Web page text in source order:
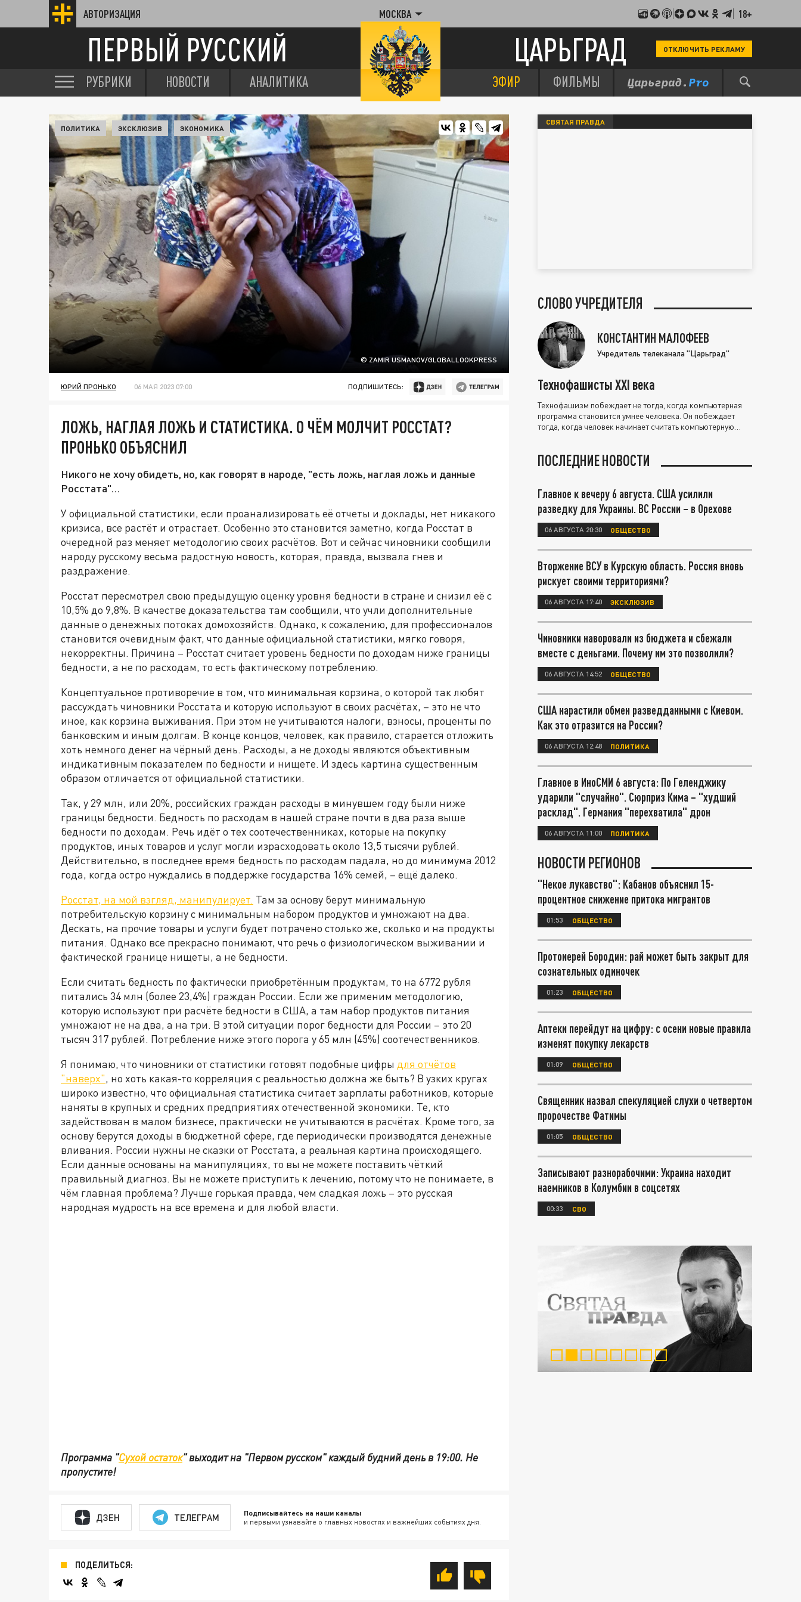
АВТОРИЗАЦИЯ МОСКВА 18+
ПЕРВЫЙ РУССКИЙ ЦАРЬГРАД ОТКЛЮЧИТЬ РЕКЛАМУ
РУБРИКИ НОВОСТИ АНАЛИТИКА ЭФИР ФИЛЬМЫ
© ZAMIR USMANOV/GLOBALLOOKPRESS
ПОЛИТИКА ЭКСКЛЮЗИВ ЭКОНОМИКА
ЮРИЙ ПРОНЬКО 06 МАЯ 2023 07:00 ПОДПИШИТЕСЬ:
ЛОЖЬ, НАГЛАЯ ЛОЖЬ И СТАТИСТИКА. О ЧЁМ МОЛЧИТ РОССТАТ?
ПРОНЬКО ОБЪЯСНИЛ
Никого не хочу обидеть, но, как говорят в народе, "есть ложь, наглая ложь и данные
Росстата"…
У официальной статистики, если проанализировать её отчеты и доклады, нет никакого
кризиса, все растёт и отрастает. Особенно это становится заметно, когда Росстат в
очередной раз меняет методологию своих расчётов. Вот и сейчас чиновники сообщили
народу русскому весьма радостную новость, которая, правда, вызвала гнев и
раздражение.
Росстат пересмотрел свою предыдущую оценку уровня бедности в стране и снизил её с
10,5% до 9,8%. В качестве доказательства там сообщили, что учли дополнительные
данные о денежных потоках домохозяйств. Однако, к сожалению, для профессионалов
становится очевидным факт, что данные официальной статистики, мягко говоря,
некорректны. Причина – Росстат считает уровень бедности по доходам ниже границы
бедности, а не по расходам, то есть фактическому потреблению.
Концептуальное противоречие в том, что минимальная корзина, о которой так любят
рассуждать чиновники Росстата и которую используют в своих расчётах, – это не что
иное, как корзина выживания. При этом не учитываются налоги, взносы, проценты по
банковским и иным долгам. В конце концов, человек, как правило, старается отложить
хоть немного денег на чёрный день. Расходы, а не доходы являются объективным
индикативным показателем по бедности и нищете. И здесь картина существенным
образом отличается от официальной статистики.
Так, у 29 млн, или 20%, российских граждан расходы в минувшем году были ниже
границы бедности. Бедность по расходам в нашей стране почти в два раза выше
бедности по доходам. Речь идёт о тех соотечественниках, которые на покупку
продуктов, иных товаров и услуг могли израсходовать около 13,5 тысячи рублей.
Действительно, в последнее время бедность по расходам падала, но до минимума 2012
года, когда остро нуждались в поддержке государства 16% семей, – ещё далеко.
Росстат, на мой взгляд, манипулирует. Там за основу берут минимальную
потребительскую корзину с минимальным набором продуктов и умножают на два.
Дескать, на прочие товары и услуги будет потрачено столько же, сколько и на продукты
питания. Однако все прекрасно понимают, что речь о физиологическом выживании и
фактической границе нищеты, а не бедности.
Если считать бедность по фактически приобретённым продуктам, то на 6772 рубля
питались 34 млн (более 23,4%) граждан России. Если же применим методологию,
которую используют при расчёте бедности в США, а там набор продуктов питания
умножают не на два, а на три. В этой ситуации порог бедности для России – это 20
тысяч 317 рублей. Потребление ниже этого порога у 65 млн (45%) соотечественников.
Я понимаю, что чиновники от статистики готовят подобные цифры для отчётов
"наверх", но хоть какая-то корреляция с реальностью должна же быть? В узких кругах
широко известно, что официальная статистика считает зарплаты работников, которые
наняты в крупных и средних предприятиях отечественной экономики. Те, кто
задействован в малом бизнесе, практически не учитываются в расчётах. Кроме того, за
основу берутся доходы в бюджетной сфере, где периодически производятся денежные
вливания. России нужны не сказки от Росстата, а реальная картина происходящего.
Если данные основаны на манипуляциях, то вы не можете поставить чёткий
правильный диагноз. Вы не можете приступить к лечению, потому что не понимаете, в
чём главная проблема? Лучше горькая правда, чем сладкая ложь – это русская
народная мудрость на все времена и для любой власти.
Программа "Сухой остаток" выходит на "Первом русском" каждый будний день в 19:00. Не
пропустите!
ДЗЕН ТЕЛЕГРАМ Подписывайтесь на наши каналы
и первыми узнавайте о главных новостях и важнейших событиях дня.
ПОДЕЛИТЬСЯ:
СВЯТАЯ ПРАВДА
СЛОВО УЧРЕДИТЕЛЯ
КОНСТАНТИН МАЛОФЕЕВ
Учредитель телеканала "Царьград"
Технофашисты XXI века
Технофашизм побеждает не тогда, когда компьютерная
программа становится умнее человека. Он побеждает
тогда, когда человек начинает считать компьютерную
ПОСЛЕДНИЕ НОВОСТИ
Главное к вечеру 6 августа. США усилили
разведку для Украины. ВС России – в Орехове
06 АВГУСТА 20:30 ОБЩЕСТВО
Вторжение ВСУ в Курскую область. Россия вновь
рискует своими территориями?
06 АВГУСТА 17:40 ЭКСКЛЮЗИВ
Чиновники наворовали из бюджета и сбежали
вместе с деньгами. Почему им это позволили?
06 АВГУСТА 14:52 ОБЩЕСТВО
США нарастили обмен разведданными с Киевом.
Как это отразится на России?
06 АВГУСТА 12:48 ПОЛИТИКА
Главное в ИноСМИ 6 августа: По Геленджику
ударили "случайно". Сюрприз Кима – "худший
расклад". Германия "перехватила" дрон
06 АВГУСТА 11:00 ПОЛИТИКА
НОВОСТИ РЕГИОНОВ
"Некое лукавство": Кабанов объяснил 15-
процентное снижение притока мигрантов
01:53 ОБЩЕСТВО
Протоиерей Бородин: рай может быть закрыт для
сознательных одиночек
01:23 ОБЩЕСТВО
Аптеки перейдут на цифру: с осени новые правила
изменят покупку лекарств
01:09 ОБЩЕСТВО
Священник назвал спекуляцией слухи о четвертом
пророчестве Фатимы
01:05 ОБЩЕСТВО
Записывают разнорабочими: Украина находит
наемников в Колумбии в соцсетях
00:33 СВО